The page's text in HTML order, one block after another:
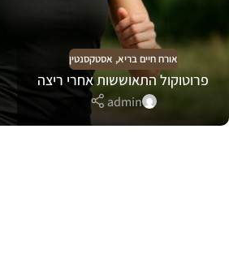
אורח חיים בריא, אסטקסנטין
פרוטוקול התאוששות אחרי ריצה
admin